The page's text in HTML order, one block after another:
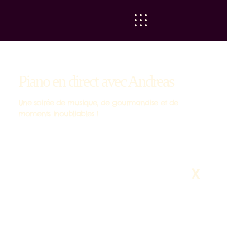
Piano en direct avec Andreas
Une soirée de musique, de gourmandise et de
moments inoubliables !
X